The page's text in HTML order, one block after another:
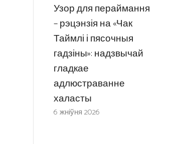
Узор для пераймання
– рэцэнзія на «Чак
Таймлі і пясочныя
гадзіны»: надзвычай
гладкае
адлюстраванне
халасты
6 жніўня 2026